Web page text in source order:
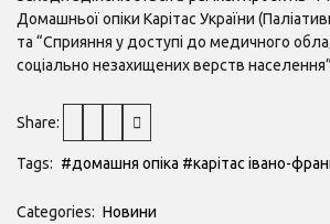
Домашньої опіки Карітас України
та “Сприяння у доступі до медичного
соціально незахищених верств
Share:
Tags: #домашня опіка #карітас івано-
Categories: Новини